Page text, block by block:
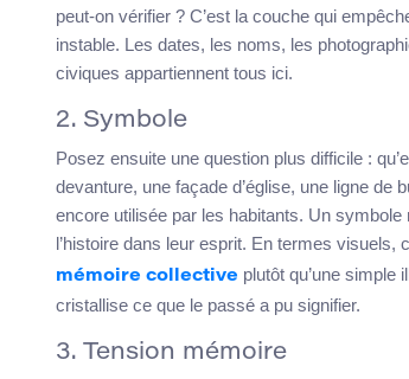
peut-on vérifier ? C’est la couche qui
instable. Les dates, les noms, les
civiques appartiennent tous ici.
2. Symbole
Posez ensuite une question plus difficile :
devanture, une façade d’église, une ligne de
encore utilisée par les habitants. Un symbole
l’histoire dans leur esprit. En termes visuels,
mémoire collective plutôt qu’une simple
cristallise ce que le passé a pu signifier.
3. Tension mémoire